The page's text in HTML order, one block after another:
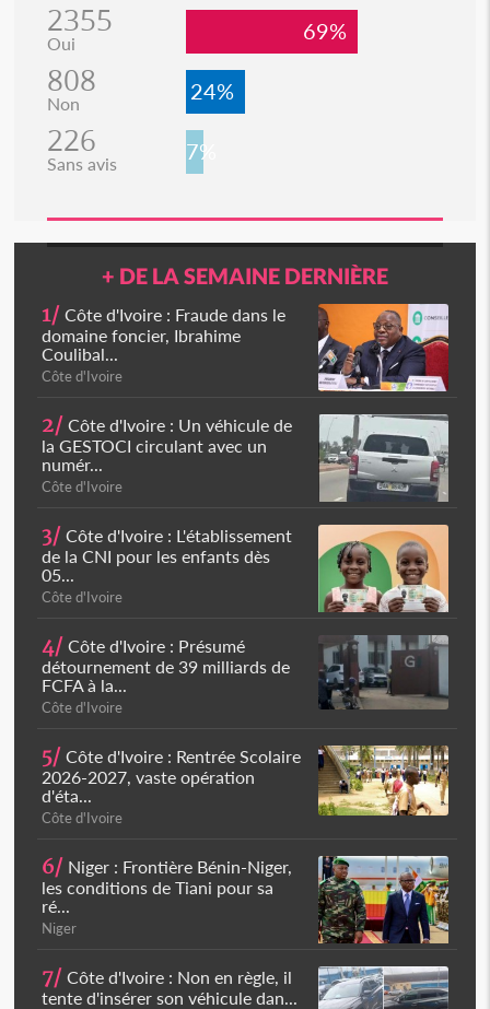
2355
Oui 69%
808
Non 24%
226
Sans avis 7%
+ DE LA SEMAINE DERNIÈRE
1/ Côte d'Ivoire : Fraude dans le
domaine foncier, Ibrahime
Coulibal...
Côte d'Ivoire
2/ Côte d'Ivoire : Un véhicule de
la GESTOCI circulant avec un
numér...
Côte d'Ivoire
3/ Côte d'Ivoire : L'établissement
de la CNI pour les enfants dès
05...
Côte d'Ivoire
4/ Côte d'Ivoire : Présumé
détournement de 39 milliards de
FCFA à la...
Côte d'Ivoire
5/ Côte d'Ivoire : Rentrée Scolaire
2026-2027, vaste opération
d'éta...
Côte d'Ivoire
6/ Niger : Frontière Bénin-Niger,
les conditions de Tiani pour sa
ré...
Niger
7/ Côte d'Ivoire : Non en règle, il
tente d'insérer son véhicule dan...